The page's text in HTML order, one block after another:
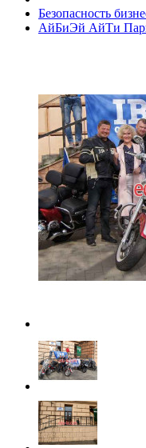
Безопасность
АйБиЭй АйТи